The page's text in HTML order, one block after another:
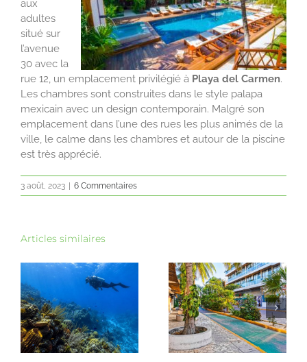
aux
adultes
situé sur
l’avenue
30 avec la
rue 12, un emplacement privilégié à Playa del Carmen.
Les chambres sont construites dans le style palapa
mexicain avec un design contemporain. Malgré son
emplacement dans l’une des rues les plus animés de la
ville, le calme dans les chambres et autour de la piscine
est très apprécié.
3 août, 2023 6 Commentaires
Articles similaires
10 jours au Yucatán :
l’itinéraire idéal
pour un voyage
dépaysant !
Cénotes ouvert ou
rivière souterraine :
quelle excursion
choisir à Playa del
Carmen ?